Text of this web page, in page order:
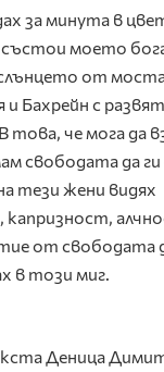
за минута в
състои моето
слънцето от
и Бахрейн с
това, че мога да
свободата да ги
тези жени видях
капризност,
от свободата
в този миг.
Деница